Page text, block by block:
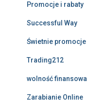
Promocje i rabaty
Successful Way
Świetnie promocje
Trading212
wolność finansowa
Zarabianie Online